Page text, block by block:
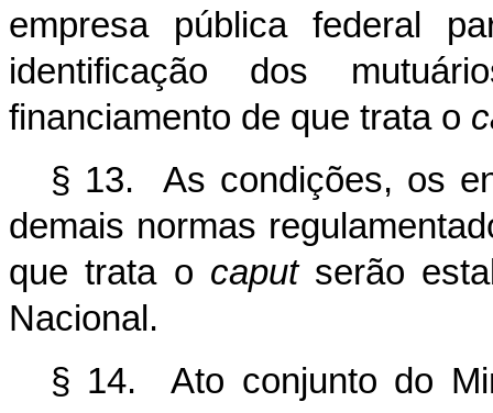
empresa pública federal
identificação dos
financiamento de que trata o
§ 13. As condições, os
demais normas
que trata o caputserão
Nacional.
§ 14. Ato conjunto do